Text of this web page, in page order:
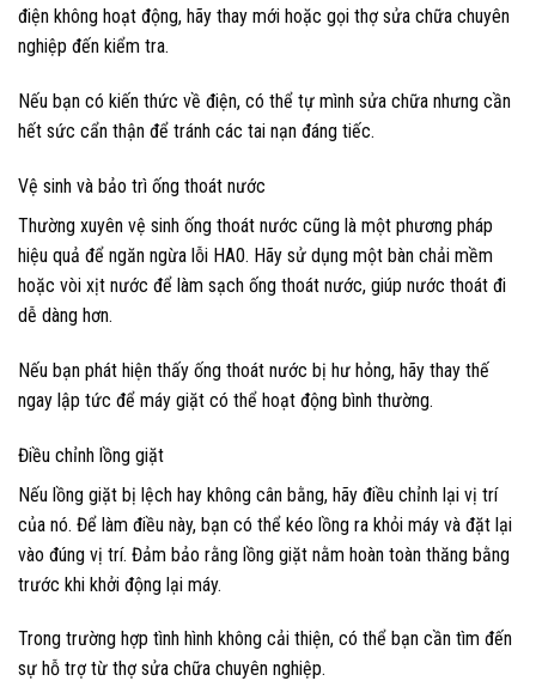
điện không hoạt động, hãy thay mới hoặc gọi thợ sửa chữa chuyên
nghiệp đến kiểm tra.
Nếu bạn có kiến thức về điện, có thể tự mình sửa chữa nhưng cần
hết sức cẩn thận để tránh các tai nạn đáng tiếc.
Vệ sinh và bảo trì ống thoát nước
Thường xuyên vệ sinh ống thoát nước cũng là một phương pháp
hiệu quả để ngăn ngừa lỗi HA0. Hãy sử dụng một bàn chải mềm
hoặc vòi xịt nước để làm sạch ống thoát nước, giúp nước thoát đi
dễ dàng hơn.
Nếu bạn phát hiện thấy ống thoát nước bị hư hỏng, hãy thay thế
ngay lập tức để máy giặt có thể hoạt động bình thường.
Điều chỉnh lồng giặt
Nếu lồng giặt bị lệch hay không cân bằng, hãy điều chỉnh lại vị trí
của nó. Để làm điều này, bạn có thể kéo lồng ra khỏi máy và đặt lại
vào đúng vị trí. Đảm bảo rằng lồng giặt nằm hoàn toàn thăng bằng
trước khi khởi động lại máy.
Trong trường hợp tình hình không cải thiện, có thể bạn cần tìm đến
sự hỗ trợ từ thợ sửa chữa chuyên nghiệp.